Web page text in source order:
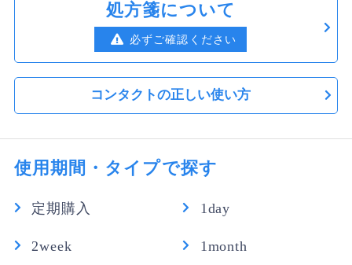
処方箋について
必ずご確認ください
コンタクトの正しい使い方
使用期間・タイプで探す
定期購入 1day
2week 1month